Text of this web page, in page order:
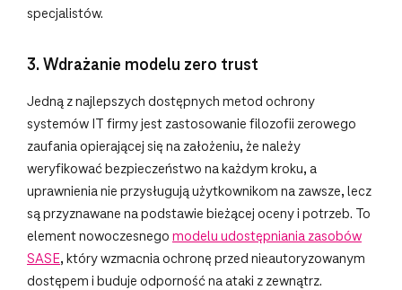
specjalistów.
3. Wdrażanie modelu zero trust
Jedną z najlepszych dostępnych metod ochrony
systemów IT firmy jest zastosowanie filozofii zerowego
zaufania opierającej się na założeniu, że należy
weryfikować bezpieczeństwo na każdym kroku, a
uprawnienia nie przysługują użytkownikom na zawsze, lecz
są przyznawane na podstawie bieżącej oceny i potrzeb. To
element nowoczesnego modelu udostępniania zasobów
SASE, który wzmacnia ochronę przed nieautoryzowanym
dostępem i buduje odporność na ataki z zewnątrz.